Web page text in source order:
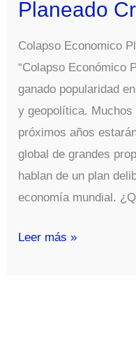
Planeado
Colapso Economico
“Colapso Económico
ganado popularidad
y geopolítica.
próximos años
global de grandes
hablan de un plan
economía mundial.
Colapso
Leer más »